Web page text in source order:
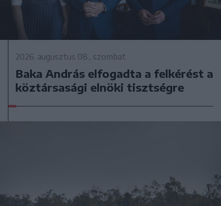
2026. augusztus 08., szombat
Baka András elfogadta a felkérést a
köztársasági elnöki tisztségre